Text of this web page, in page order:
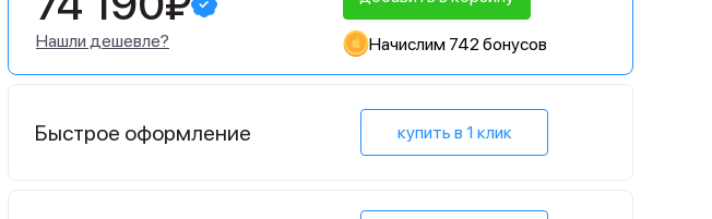
Нашли дешевле? Начислим 742 бонусов
Быстрое оформление купить в 1 клик